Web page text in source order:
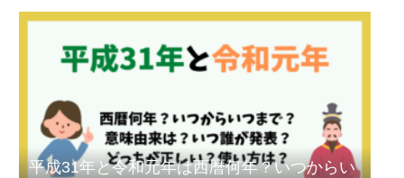
平成31年と令和元年は西暦何年？いつからい